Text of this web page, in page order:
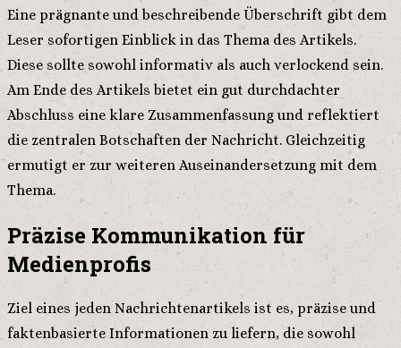
Eine prägnante und beschreibende Überschrift gibt dem
Leser sofortigen Einblick in das Thema des Artikels.
Diese sollte sowohl informativ als auch verlockend sein.
Am Ende des Artikels bietet ein gut durchdachter
Abschluss eine klare Zusammenfassung und reflektiert
die zentralen Botschaften der Nachricht. Gleichzeitig
ermutigt er zur weiteren Auseinandersetzung mit dem
Thema.
Präzise Kommunikation für
Medienprofis
Ziel eines jeden Nachrichtenartikels ist es, präzise und
faktenbasierte Informationen zu liefern, die sowohl